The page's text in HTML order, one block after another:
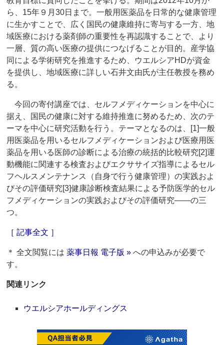
ら、15年９月30日まで。一般用医薬品を日常的な健康管理
に生かすことで、広く国民の健康維持に寄与する一方、地
域医療における薬剤師の重要性を再認識することで、より
一層、質の高い医療の提供につなげることが目的。産学協
同による学術研究を推進するため、ウエルシアHDが資金
を提供し、地域医療に詳しい石井文由氏が主任教授を務め
る。
今回の寄付講座では、セルフメディケーションを中心に
据え、国民の健康に対する維持推進に努めるため、次のテ
ーマを中心に研究活動を行う。テーマとなるのは、[1]一般
用医薬品を用いるセルフメディケーションおよび医療用医
薬品を用いる医師の診断による治療の統括的比較研究[2]運
動機能に関連する検査およびエクササイズ指導によるセル
フヘルスメンテナンス（自身で行う健康管理）の実践およ
びその評価研究[3]健康診断検査結果による予防医学的セル
フメディケーションの実践およびその評価研究――の三
つ。
［ 記事全文 ］
＊ 全文閲覧には薬事日報 電子版 » への申込みが必要で
す。
関連リンク
ウエルシアホールディングス